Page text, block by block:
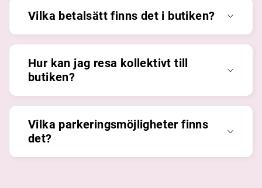
Vilka betalsätt finns det i butiken?
Hur kan jag resa kollektivt till
butiken?
Vilka parkeringsmöjligheter finns
det?